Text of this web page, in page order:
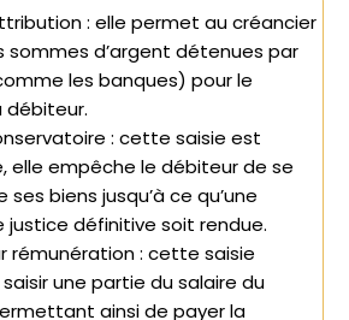
: elle permet au créancier
sommes d’argent détenues par
les banques) pour le
: cette saisie est
elle empêche le débiteur de se
ses biens jusqu’à ce qu’une
justice définitive soit rendue.
rémunération: cette saisie
une partie du salaire du
ainsi de payer la